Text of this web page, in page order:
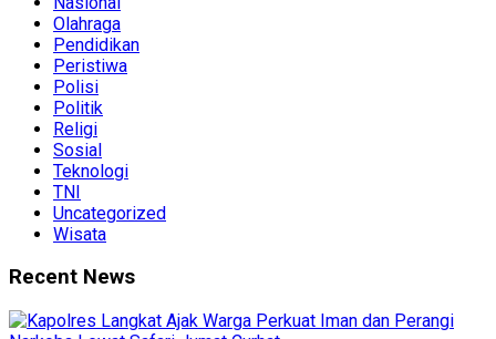
Olahraga
Pendidikan
Peristiwa
Polisi
Politik
Religi
Sosial
Teknologi
TNI
Uncategorized
Wisata
Recent News